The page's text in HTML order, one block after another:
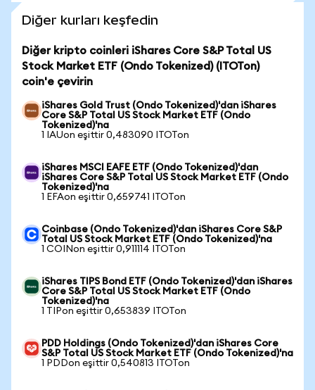
Diğer kurları keşfedin
Diğer kripto coinleri iShares Core S&P Total US
Stock Market ETF (Ondo Tokenized) (ITOTon)
coin'e çevirin
iShares Gold Trust (Ondo Tokenized)'dan iShares
Core S&P Total US Stock Market ETF (Ondo
Tokenized)'na
1 IAUon eşittir 0,483090 ITOTon
iShares MSCI EAFE ETF (Ondo Tokenized)'dan
iShares Core S&P Total US Stock Market ETF (Ondo
Tokenized)'na
1 EFAon eşittir 0,659741 ITOTon
Coinbase (Ondo Tokenized)'dan iShares Core S&P
Total US Stock Market ETF (Ondo Tokenized)'na
1 COINon eşittir 0,911114 ITOTon
iShares TIPS Bond ETF (Ondo Tokenized)'dan iShares
Core S&P Total US Stock Market ETF (Ondo
Tokenized)'na
1 TIPon eşittir 0,653839 ITOTon
PDD Holdings (Ondo Tokenized)'dan iShares Core
S&P Total US Stock Market ETF (Ondo Tokenized)'na
1 PDDon eşittir 0,540813 ITOTon